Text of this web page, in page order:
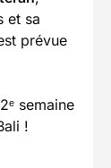
et sa
prévue
semaine
!